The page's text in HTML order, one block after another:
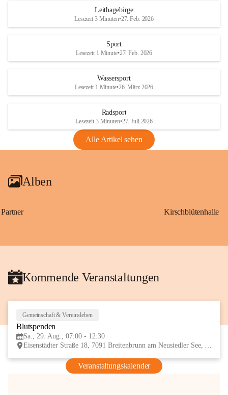
Maßnahmen zur Bekämpfung
Rebe und der Amerikanischen
Anhang VBl. EU Nr. 18
1 Seite•1,4 MB
VBl. EU Nr. 18_2026
Leithagebirge
Lesezeit 3 Minuten•27. Feb. 2026
Sport
Lesezeit 1 Minute•27. Feb. 2026
Wassersport
Lesezeit 1 Minute•26. März 2026
Radsport
Lesezeit 3 Minuten•27. Juli 2026
Alle Artikel sehen
Alben
Partner Kirschblütenhalle
Kommende Veranstaltungen
Gemeinschaft & Vereinsleben
Blutspenden
Sa., 29. Aug., 07:00 - 12:30
Eisenstädter Straße 18, 7091 Breitenbrunn am Neusiedler See, AUT
Veranstaltungskalender